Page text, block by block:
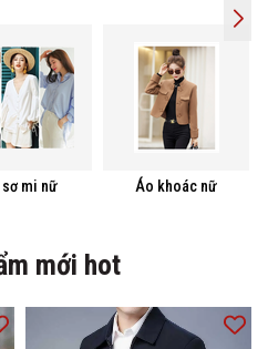
mi nữ Áo khoác nữ
mới hot